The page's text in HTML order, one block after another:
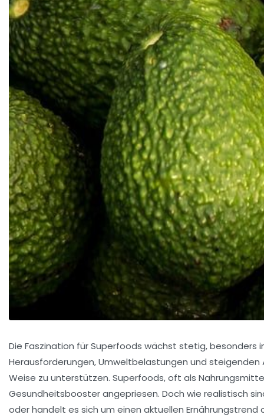
Die Faszination für Superfoods wächst stetig,
Herausforderungen, Umweltbelastungen und
Weise zu unterstützen. Superfoods, oft als
Gesundheitsbooster angepriesen. Doch wie realistisch
oder handelt es sich um einen aktuellen